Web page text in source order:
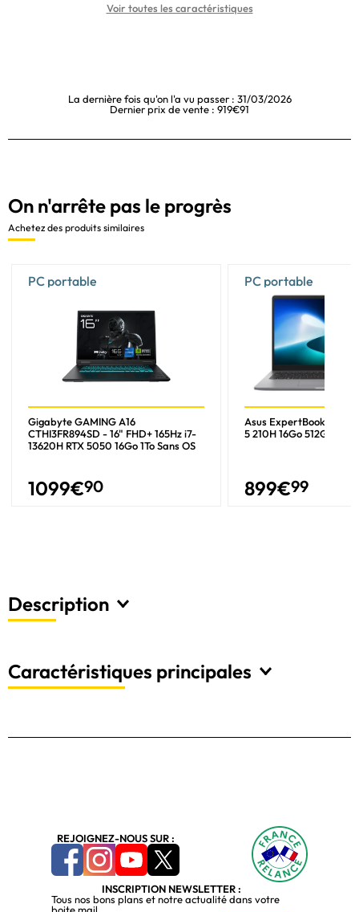
Voir toutes les caractéristiques
La dernière fois qu'on l'a vu passer : 31/03/2026
Dernier prix de vente : 919€91
Description
Caractéristiques principales
On n'arrête pas le progrès
Achetez des produits similaires
PC portable
Gigabyte GAMING A16
CTHI3FR894SD - 16" FHD+ 165Hz i7-
13620H RTX 5050 16Go 1To Sans OS
1099€90
PC portable
Asus ExpertBook P1 -
5 210H 16Go 512Go
899€99
REJOIGNEZ-NOUS SUR :
INSCRIPTION NEWSLETTER :
Tous nos bons plans et notre actualité dans votre
boite mail